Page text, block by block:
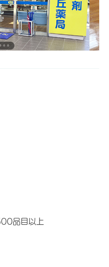
品目以上